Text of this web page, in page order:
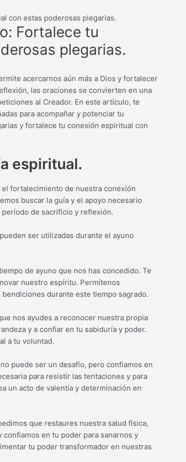
con estas poderosas plegarias.
Fortalece tu
plegarias.
acercarnos aún más a Dios y fortalecer
las oraciones se convierten en una
al Creador. En este artículo, te
para acompañar y potenciar tu
y fortalece tu conexión espiritual con
espiritual.
fortalecimiento de nuestra conexión
buscar la guía y el apoyo necesario
de sacrificio y reflexión.
ser utilizadas durante el ayuno
de ayuno que nos has concedido. Te
nuestro espíritu. Permítenos
durante este tiempo sagrado.
nos ayudes a reconocer nuestra propia
y a confiar en tu sabiduría y poder.
a tu voluntad.
puede ser un desafío, pero confiamos en
para resistir las tentaciones y para
un acto de valentía y determinación en
que restaures nuestra salud física,
en tu poder para sanarnos y
tu poder transformador en nuestras